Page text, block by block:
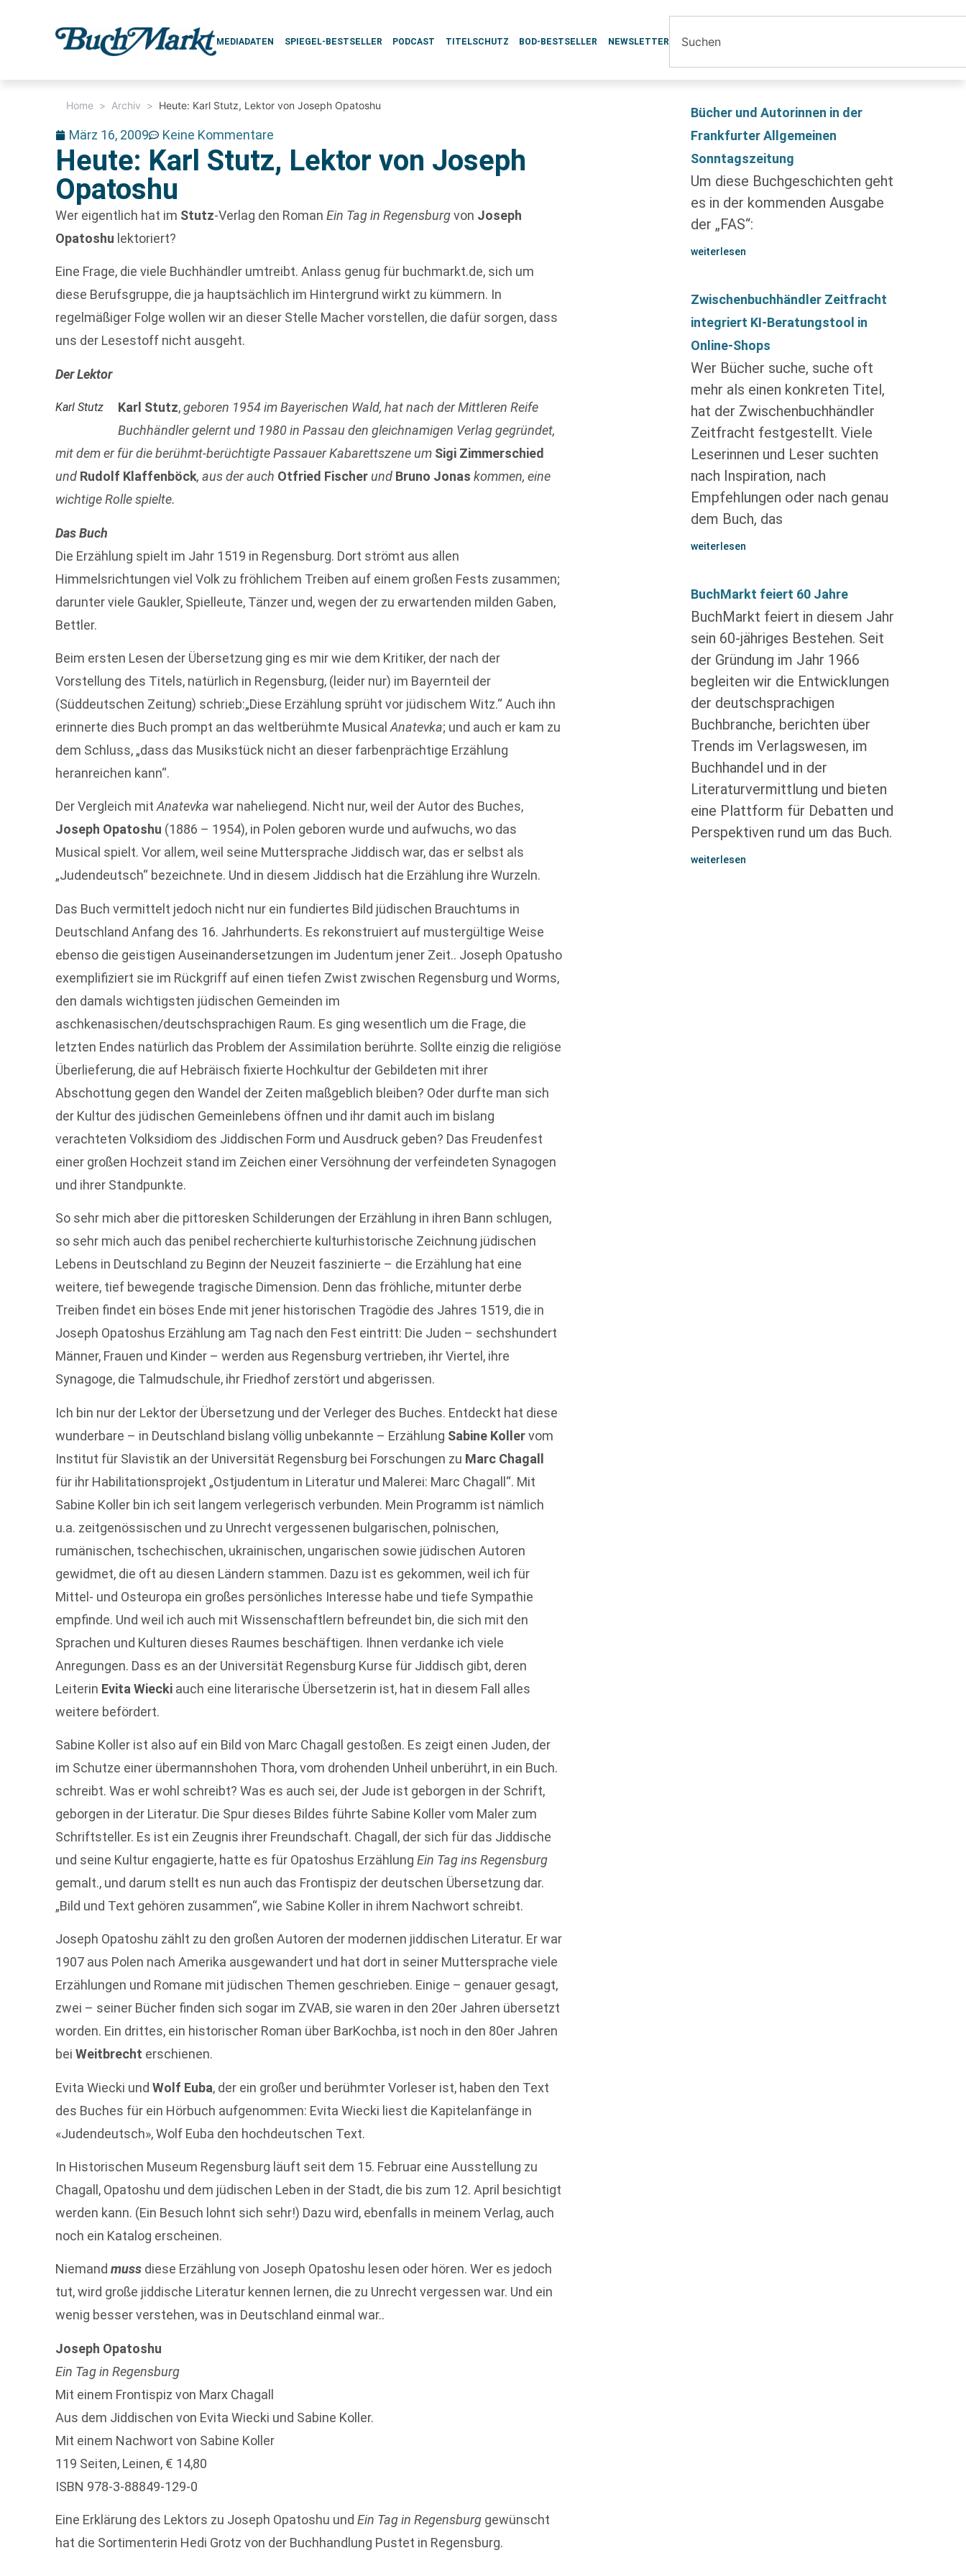
MEDIADATEN SPIEGEL-BESTSELLER PODCAST TITELSCHUTZ BOD-BESTSELLER NEWSLETTER
Home > Archiv > Heute: Karl Stutz, Lektor von Joseph Opatoshu
März 16, 2009 Keine Kommentare
Heute: Karl Stutz, Lektor von Joseph
Opatoshu
Wer eigentlich hat im Stutz-Verlag den RomanEin Tag in Regensburgvon Joseph
Opatoshu lektoriert?
Eine Frage, die viele Buchhändler umtreibt. Anlass genug für buchmarkt.de, sich um
diese Berufsgruppe, die ja hauptsächlich im Hintergrund wirkt zu kümmern. In
regelmäßiger Folge wollen wir an dieser Stelle Macher vorstellen, die dafür sorgen, dass
uns der Lesestoff nicht ausgeht.
Der Lektor
Karl Stutz Karl Stutz,geboren 1954 im Bayerischen Wald, hat nach der Mittleren Reife
Buchhändler gelernt und 1980 in Passau den gleichnamigen Verlag gegründet,
mit dem er für die berühmt-berüchtigte Passauer Kabarettszene um Sigi Zimmerschied
und Rudolf Klaffenböck, aus der auch Otfried Fischer und Bruno Jonas kommen, eine
wichtige Rolle spielte.
Das Buch
Die Erzählung spielt im Jahr 1519 in Regensburg. Dort strömt aus allen
Himmelsrichtungen viel Volk zu fröhlichem Treiben auf einem großen Fests zusammen;
darunter viele Gaukler, Spielleute, Tänzer und, wegen der zu erwartenden milden Gaben,
Bettler.
Beim ersten Lesen der Übersetzung ging es mir wie dem Kritiker, der nach der
Vorstellung des Titels, natürlich in Regensburg, (leider nur) im Bayernteil der
(Süddeutschen Zeitung) schrieb:„Diese Erzählung sprüht vor jüdischem Witz.“ Auch ihn
erinnerte dies Buch prompt an das weltberühmte MusicalAnatevka; und auch er kam zu
dem Schluss, „dass das Musikstück nicht an dieser farbenprächtige Erzählung
heranreichen kann“.
Der Vergleich mitAnatevka war naheliegend. Nicht nur, weil der Autor des Buches,
Joseph Opatoshu (1886 – 1954), in Polen geboren wurde und aufwuchs, wo das
Musical spielt. Vor allem, weil seine Muttersprache Jiddisch war, das er selbst als
„Judendeutsch“ bezeichnete. Und in diesem Jiddisch hat die Erzählung ihre Wurzeln.
Das Buch vermittelt jedoch nicht nur ein fundiertes Bild jüdischen Brauchtums in
Deutschland Anfang des 16. Jahrhunderts. Es rekonstruiert auf mustergültige Weise
ebenso die geistigen Auseinandersetzungen im Judentum jener Zeit.. Joseph Opatusho
exemplifiziert sie im Rückgriff auf einen tiefen Zwist zwischen Regensburg und Worms,
den damals wichtigsten jüdischen Gemeinden im
aschkenasischen/deutschsprachigen Raum. Es ging wesentlich um die Frage, die
letzten Endes natürlich das Problem der Assimilation berührte. Sollte einzig die religiöse
Überlieferung, die auf Hebräisch fixierte Hochkultur der Gebildeten mit ihrer
Abschottung gegen den Wandel der Zeiten maßgeblich bleiben? Oder durfte man sich
der Kultur des jüdischen Gemeinlebens öffnen und ihr damit auch im bislang
verachteten Volksidiom des Jiddischen Form und Ausdruck geben? Das Freudenfest
einer großen Hochzeit stand im Zeichen einer Versöhnung der verfeindeten Synagogen
und ihrer Standpunkte.
So sehr mich aber die pittoresken Schilderungen der Erzählung in ihren Bann schlugen,
so sehr mich auch das penibel recherchierte kulturhistorische Zeichnung jüdischen
Lebens in Deutschland zu Beginn der Neuzeit faszinierte – die Erzählung hat eine
weitere, tief bewegende tragische Dimension. Denn das fröhliche, mitunter derbe
Treiben findet ein böses Ende mit jener historischen Tragödie des Jahres 1519, die in
Joseph Opatoshus Erzählung am Tag nach den Fest eintritt: Die Juden – sechshundert
Männer, Frauen und Kinder – werden aus Regensburg vertrieben, ihr Viertel, ihre
Synagoge, die Talmudschule, ihr Friedhof zerstört und abgerissen.
Ich bin nur der Lektor der Übersetzung und der Verleger des Buches. Entdeckt hat diese
wunderbare – in Deutschland bislang völlig unbekannte – Erzählung Sabine Kollervom
Institut für Slavistik an der Universität Regensburg bei Forschungen zu Marc Chagall
für ihr Habilitationsprojekt „Ostjudentum in Literatur und Malerei: Marc Chagall“. Mit
Sabine Koller bin ich seit langem verlegerisch verbunden. Mein Programm ist nämlich
u.a. zeitgenössischen und zu Unrecht vergessenen bulgarischen, polnischen,
rumänischen, tschechischen, ukrainischen, ungarischen sowie jüdischen Autoren
gewidmet, die oft au diesen Ländern stammen. Dazu ist es gekommen, weil ich für
Mittel- und Osteuropa ein großes persönliches Interesse habe und tiefe Sympathie
empfinde. Und weil ich auch mit Wissenschaftlern befreundet bin, die sich mit den
Sprachen und Kulturen dieses Raumes beschäftigen. Ihnen verdanke ich viele
Anregungen. Dass es an der Universität Regensburg Kurse für Jiddisch gibt, deren
Leiterin Evita Wiecki auch eine literarische Übersetzerin ist, hat in diesem Fall alles
weitere befördert.
Sabine Koller ist also auf ein Bild von Marc Chagall gestoßen. Es zeigt einen Juden, der
im Schutze einer übermannshohen Thora, vom drohenden Unheil unberührt, in ein Buch.
schreibt. Was er wohl schreibt? Was es auch sei, der Jude ist geborgen in der Schrift,
geborgen in der Literatur. Die Spur dieses Bildes führte Sabine Koller vom Maler zum
Schriftsteller. Es ist ein Zeugnis ihrer Freundschaft. Chagall, der sich für das Jiddische
und seine Kultur engagierte, hatte es für Opatoshus ErzählungEin Tag ins Regensburg
gemalt., und darum stellt es nun auch das Frontispiz der deutschen Übersetzung dar.
„Bild und Text gehören zusammen“, wie Sabine Koller in ihrem Nachwort schreibt.
Joseph Opatoshu zählt zu den großen Autoren der modernen jiddischen Literatur. Er war
1907 aus Polen nach Amerika ausgewandert und hat dort in seiner Muttersprache viele
Erzählungen und Romane mit jüdischen Themen geschrieben. Einige – genauer gesagt,
zwei – seiner Bücher finden sich sogar im ZVAB, sie waren in den 20er Jahren übersetzt
worden. Ein drittes, ein historischer Roman über BarKochba, ist noch in den 80er Jahren
beiWeitbrecht erschienen.
Evita Wiecki undWolf Euba, der ein großer und berühmter Vorleser ist, haben den Text
des Buches für ein Hörbuch aufgenommen: Evita Wiecki liest die Kapitelanfänge in
«Judendeutsch», Wolf Euba den hochdeutschen Text.
In Historischen Museum Regensburg läuft seit dem 15. Februar eine Ausstellung zu
Chagall, Opatoshu und dem jüdischen Leben in der Stadt, die bis zum 12. April besichtigt
werden kann. (Ein Besuch lohnt sich sehr!) Dazu wird, ebenfalls in meinem Verlag, auch
noch ein Katalog erscheinen.
Niemandmuss diese Erzählung von Joseph Opatoshu lesen oder hören. Wer es jedoch
tut, wird große jiddische Literatur kennen lernen, die zu Unrecht vergessen war. Und ein
wenig besser verstehen, was in Deutschland einmal war..
Joseph Opatoshu
Ein Tag in Regensburg
Mit einem Frontispiz von Marx Chagall
Aus dem Jiddischen von Evita Wiecki und Sabine Koller.
Mit einem Nachwort von Sabine Koller
119 Seiten, Leinen, € 14,80
ISBN 978-3-88849-129-0
Eine Erklärung des Lektors zu Joseph Opatoshu undEin Tag in Regensburg gewünscht
hat die Sortimenterin Hedi Grotz von der Buchhandlung Pustet in Regensburg.
Bücher und Autorinnen in der
Frankfurter Allgemeinen
Sonntagszeitung
Um diese Buchgeschichten geht
es in der kommenden Ausgabe
der „FAS“:
weiterlesen
Zwischenbuchhändler Zeitfracht
integriert KI-Beratungstool in
Online-Shops
Wer Bücher suche, suche oft
mehr als einen konkreten Titel,
hat der Zwischenbuchhändler
Zeitfracht festgestellt. Viele
Leserinnen und Leser suchten
nach Inspiration, nach
Empfehlungen oder nach genau
dem Buch, das
weiterlesen
BuchMarkt feiert 60 Jahre
BuchMarkt feiert in diesem Jahr
sein 60-jähriges Bestehen. Seit
der Gründung im Jahr 1966
begleiten wir die Entwicklungen
der deutschsprachigen
Buchbranche, berichten über
Trends im Verlagswesen, im
Buchhandel und in der
Literaturvermittlung und bieten
eine Plattform für Debatten und
Perspektiven rund um das Buch.
weiterlesen